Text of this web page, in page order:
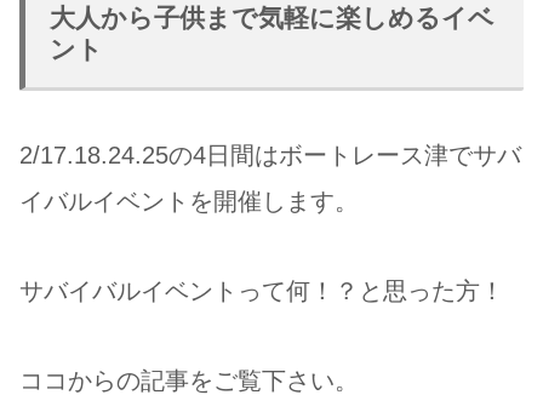
大人から子供まで気軽に楽しめるイベ
ント
2/17.18.24.25の4日間はボートレース津でサバ
イバルイベントを開催します。
サバイバルイベントって何！？と思った方！
ココからの記事をご覧下さい。